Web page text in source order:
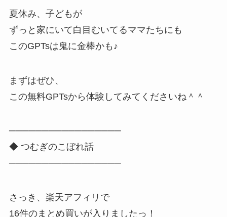
夏休み、子どもが
ずっと家にいて白目むいてるママたちにも
このGPTsは鬼に金棒かも♪
まずはぜひ、
この無料GPTsから体験してみてくださいね＾＾
─────────────────
◆ つむぎのこぼれ話
─────────────────
さっき、楽天アフィリで
16件のまとめ買いが入りましたっ！